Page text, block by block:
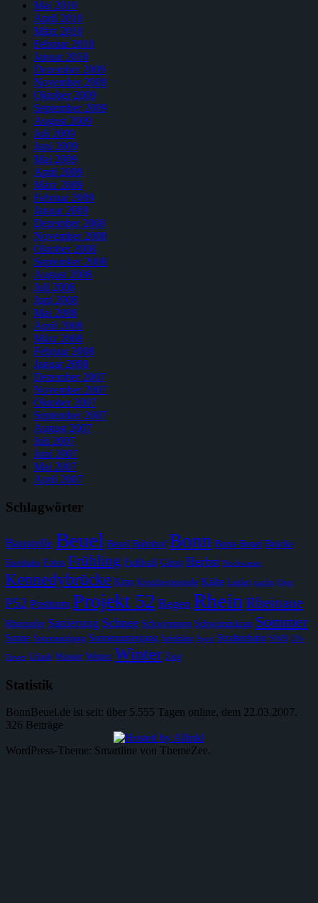
Mai 2010
April 2010
März 2010
Februar 2010
Januar 2010
Dezember 2009
November 2009
Oktober 2009
September 2009
August 2009
Juli 2009
Juni 2009
Mai 2009
April 2009
März 2009
Februar 2009
Januar 2009
Dezember 2008
November 2008
Oktober 2008
September 2008
August 2008
Juli 2008
Juni 2008
Mai 2008
April 2008
März 2008
Februar 2008
Januar 2008
Dezember 2007
November 2007
Oktober 2007
September 2007
August 2007
Juli 2007
Juni 2007
Mai 2007
April 2007
Schlagwörter
Baustelle Beuel Beuel Bahnhof Bonn Bonn-Beuel Brücke
Eisenbahn Fotos Frühling Fußball Gimp Herbst Hochwasser
Kennedybrücke Kino Kreuzherrenstraße Kälte Laufen nachts Oper
P52 Postturm Projekt 52 Regen Rhein Rheinaue
Rheinufer Sanierung Schnee Schwimmen Schwimmkran Sommer
Sonne Sonnenaufgang Sonnenuntergang Spielplatz Sport Straßenbahn SWB UN-
Tower Urlaub Wasser Wetter Winter Zug
Statistik
BonnBeuel.de ist seit: über 5.555 Tagen online, dem 22.03.2007.
326 Beiträge
WordPress-Theme: Smartline von ThemeZee.